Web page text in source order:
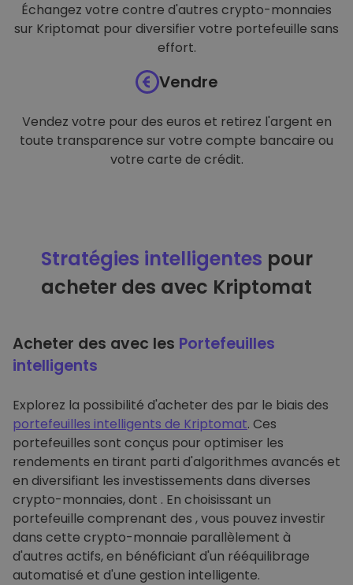
Échangez votre contre d'autres crypto-monnaies
sur Kriptomat pour diversifier votre portefeuille sans
effort.
Vendre
Vendez votre pour des euros et retirez l'argent en
toute transparence sur votre compte bancaire ou
votre carte de crédit.
Stratégies intelligentes pour
acheter des avec Kriptomat
Acheter des avec les Portefeuilles
intelligents
Explorez la possibilité d'acheter des par le biais des
portefeuilles intelligents de Kriptomat. Ces
portefeuilles sont conçus pour optimiser les
rendements en tirant parti d'algorithmes avancés et
en diversifiant les investissements dans diverses
crypto-monnaies, dont . En choisissant un
portefeuille comprenant des , vous pouvez investir
dans cette crypto-monnaie parallèlement à
d'autres actifs, en bénéficiant d'un rééquilibrage
automatisé et d'une gestion intelligente.